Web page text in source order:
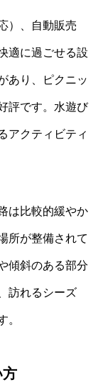
）、自動販売
適に過ごせる設
あり、ピクニッ
評です。水遊び
アクティビティ
は比較的緩やか
所が整備されて
傾斜のある部分
訪れるシーズ
。
方